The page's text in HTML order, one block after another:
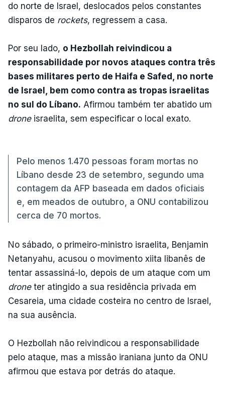
do norte de Israel, deslocados pelos constantes
disparos de rockets, regressem a casa.
Por seu lado, o Hezbollah reivindicou a
responsabilidade por novos ataques contra três
bases militares perto de Haifa e Safed, no norte
de Israel, bem como contra as tropas israelitas
no sul do Líbano. Afirmou também ter abatido um
droneisraelita, sem especificar o local exato.
Pelo menos 1.470 pessoas foram mortas no
Líbano desde 23 de setembro, segundo uma
contagem da AFP baseada em dados oficiais
e, em meados de outubro, a ONU contabilizou
cerca de 70 mortos.
No sábado, o primeiro-ministro israelita, Benjamin
Netanyahu, acusou o movimento xiita libanês de
tentar assassiná-lo, depois de um ataque com um
droneter atingido a sua residência privada em
Cesareia, uma cidade costeira no centro de Israel,
na sua ausência.
O Hezbollah não reivindicou a responsabilidade
pelo ataque, mas a missão iraniana junto da ONU
afirmou que estava por detrás do ataque.